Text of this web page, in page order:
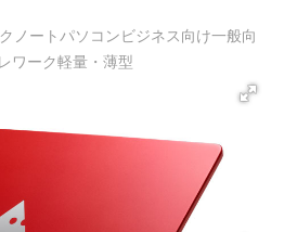
ノートパソコンビジネス向け一般向
ワーク軽量・薄型